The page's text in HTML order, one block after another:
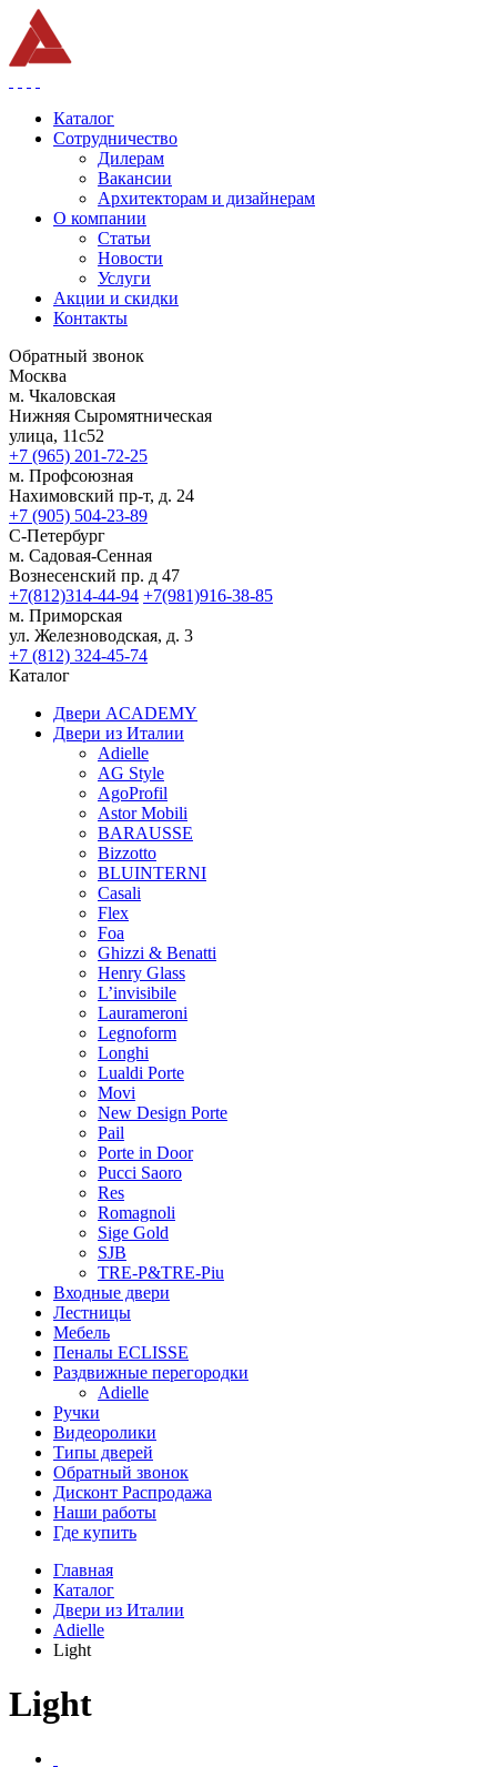
Каталог
Сотрудничество
Дилерам
Вакансии
Архитекторам и дизайнерам
О компании
Статьи
Новости
Услуги
Акции и скидки
Контакты
Обратный звонок
Москва
м. Чкаловская
Нижняя Сыромятническая
улица, 11с52
+7 (965) 201-72-25
м. Профсоюзная
Нахимовский пр-т, д. 24
+7 (905) 504-23-89
С-Петербург
м. Садовая-Сенная
Вознесенский пр. д 47
+7(812)314-44-94 +7(981)916-38-85
м. Приморская
ул. Железноводская, д. 3
+7 (812) 324-45-74
Каталог
Двери ACADEMY
Двери из Италии
Adielle
AG Style
AgoProfil
Astor Mobili
BARAUSSE
Bizzotto
BLUINTERNI
Casali
Flex
Foa
Ghizzi & Benatti
Henry Glass
L’invisibile
Laurameroni
Legnoform
Longhi
Lualdi Porte
Movi
New Design Porte
Pail
Porte in Door
Pucci Saoro
Res
Romagnoli
Sige Gold
SJB
TRE-P&TRE-Piu
Входные двери
Лестницы
Мебель
Пеналы ECLISSE
Раздвижные перегородки
Adielle
Ручки
Видеоролики
Типы дверей
Обратный звонок
Дисконт Распродажа
Наши работы
Где купить
Главная
Каталог
Двери из Италии
Adielle
Light
Light